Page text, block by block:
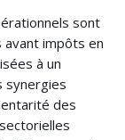
sont
avant impôts en
à un
synergies
des